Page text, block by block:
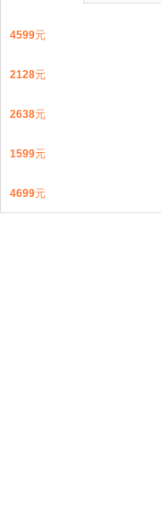
4599元
2128元
2638元
1599元
4699元